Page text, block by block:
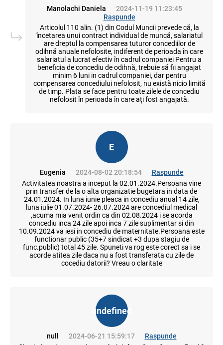
Manolachi Daniela
2024-11-19 11:23:45
Raspunde
Articolul 110 alin. (1) din Codul Muncii prevede că, la
încetarea unui contract individual de muncă, salariatul
are dreptul la compensarea tuturor concediilor de
odihnă anuale nefolosite, indiferent de perioada în care
salariatul a lucrat efectiv în cadrul companiei Pentru a
beneficia de concediu de odihnă, trebuie să fii angajat
minim 6 luni in cadrul companiei, dar pentru
compensarea concediului nefolosit, nu există nicio limită
de timp. Plata se face pentru toate zilele de concediu
nefolosit în perioada în care ați fost angajată.
E
Eugenia 2024-08-02 20:18:54
Raspunde
Activitatea noastra a inceput la 02.01.2024.Persoana vine
prin transfer de la o alta organizatie bugetara in data de
24.01.2024. In luna iunie pleaca in concediu anual 14 zile,
luna iulie 01.07.2024- 26.07.2024 are concediul medical
,acuma mia venit ordin ca din 02.08.2024 i se acorda
concediu inca 24 zile apoi inca 7 zile suplimentar si din
10.09.2024 va iesi in concediu de maternitate.Persoana este
functionar public (35+7 sindicat +3 dupa stagiu de
func.public) total 45 zile. Spuneti va rog este corect sa i se
acorde atitea zile daca nu a fost transferata cu zile de
cocediu datorii? Vreau o claritate
undefined
null 2024-06-21 15:59:17
Raspunde